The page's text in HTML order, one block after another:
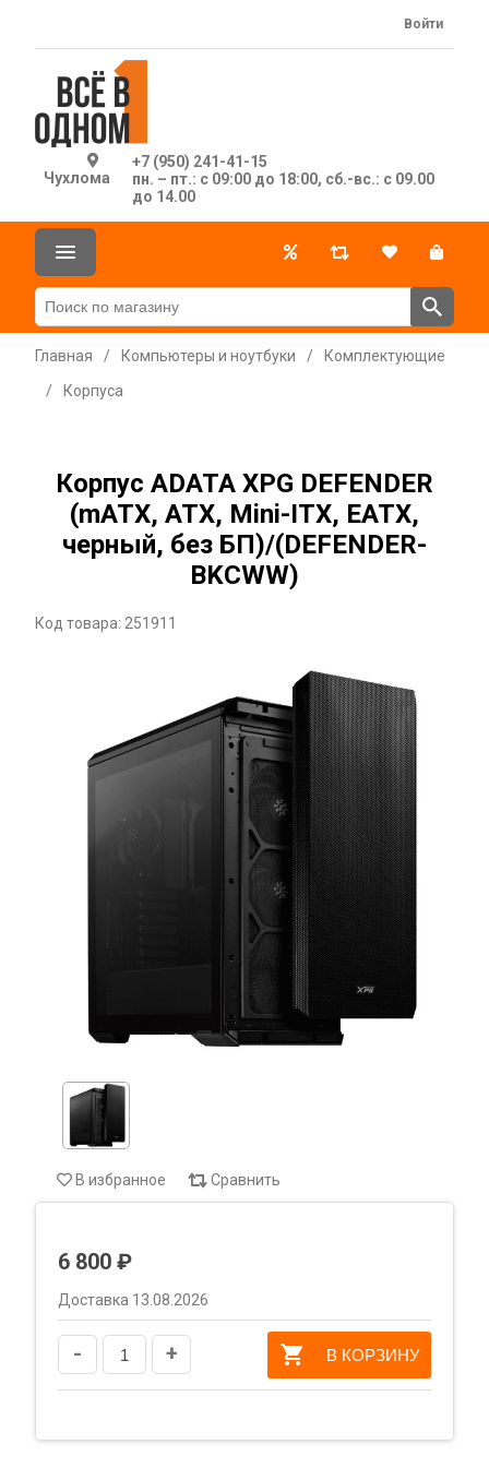
Чухлома
+7 (950) 241-41-15
пн. – пт.: с 09:00 до 18:00, сб.-вс.: с 09.00
до 14.00
Войти
Главная / Компьютеры и ноутбуки /
Комплектующие
/
Корпуса
Корпус ADATA XPG DEFENDER
(mATX, ATX, Mini-ITX, EATX,
черный, без БП)/(DEFENDER-
BKCWW)
Код товара: 251911
В избранное Сравнить
6 800 ₽
Доставка 13.08.2026
- + В КОРЗИНУ